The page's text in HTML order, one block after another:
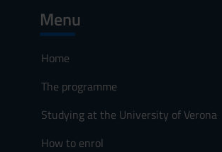
Menu
Home
The programme
Studying at the University of Verona
How to enrol